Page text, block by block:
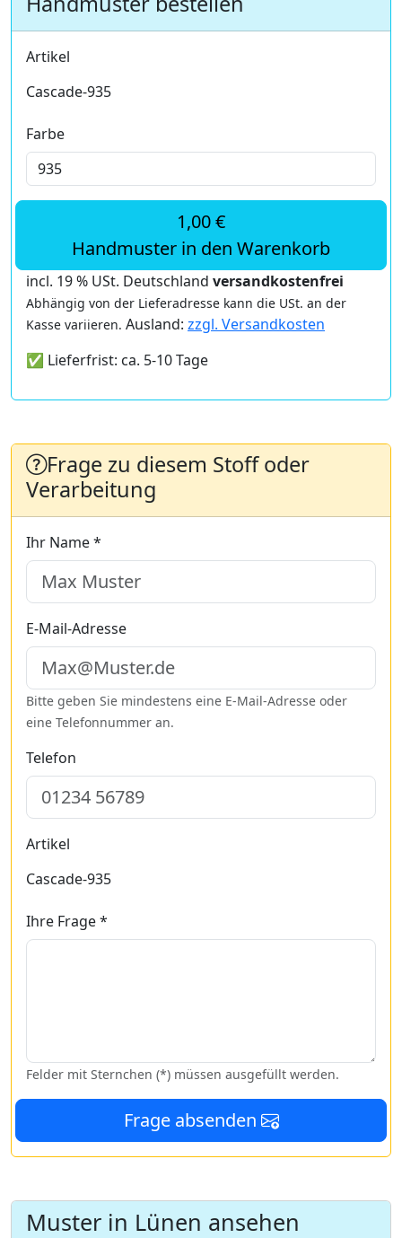
Artikel
Cascade-935
Farbe
1,00 €
Handmuster in den Warenkorb
incl. 19 % USt. Deutschland versandkostenfrei
Abhängig von der Lieferadresse kann die USt. an der
Kasse variieren. Ausland: zzgl. Versandkosten
✅ Lieferfrist: ca. 5-10 Tage
Frage zu diesem Stoff oder
Verarbeitung
Ihr Name *
E-Mail-Adresse
Bitte geben Sie mindestens eine E-Mail-Adresse oder
eine Telefonnummer an.
Telefon
Artikel
Cascade-935
Ihre Frage *
Felder mit Sternchen (*) müssen ausgefüllt werden.
Frage absenden
Muster in Lünen ansehen